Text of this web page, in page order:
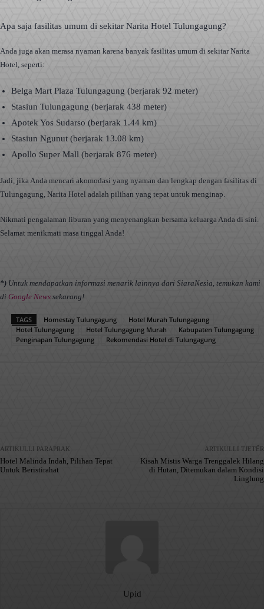
Apa saja fasilitas umum di sekitar Narita Hotel Tulungagung?
Anda juga akan merasa nyaman karena banyak fasilitas umum di sekitar Narita
Hotel, seperti:
Belga Mart Plaza Tulungagung (berjarak 92 meter)
Stasiun Tulungagung (berjarak 438 meter)
Apotek Yos Sudarso (berjarak 1.44 km)
Stasiun Ngunut (berjarak 13.08 km)
Apollo Super Mall (berjarak 876 meter)
Jadi, jika Anda mencari akomodasi yang nyaman dan lengkap dengan fasilitas di
Tulungagung, Narita Hotel adalah pilihan yang tepat untuk menginap.
Nikmati pengalaman liburan yang menyenangkan bersama keluarga Anda di sini.
Selamat menikmati masa tinggal Anda!
*) Untuk mendapatkan informasi menarik lainnya dari SiaraNesia, temukan kami
di Google News sekarang!
TAGS Homestay Tulungagung
Hotel Murah Tulungagung
Hotel Tulungagung
Hotel Tulungagung Murah
Kabupaten Tulungagung
Penginapan Tulungagung
Rekomendasi Hotel di Tulungagung
ARTIKULLI PARAPRAK
Hotel Malinda Indah, Pilihan Tepat
Untuk Beristirahat
ARTIKULLI TJETËR
Kisah Mistis Warga Trenggalek Hilang
di Hutan, Ditemukan dalam Kondisi
Linglung
Upid